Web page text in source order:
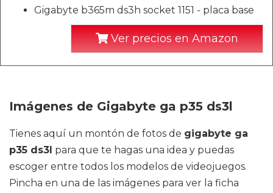
Gigabyte b365m ds3h socket 1151 - placa base
Ver precios en Amazon
Imágenes de Gigabyte ga p35 ds3l
Tienes aquí un montón de fotos de gigabyte ga
p35 ds3l para que te hagas una idea y puedas
escoger entre todos los modelos de videojuegos.
Pincha en una de las imágenes para ver la ficha